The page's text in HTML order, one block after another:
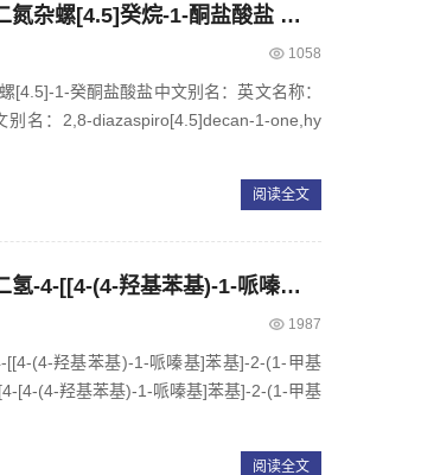
CAS： 832710-65-3，中文名称： 2,8-二氮杂螺[4.5]癸烷-1-酮盐酸盐 英文名称：2,8-Diazaspiro[4.5]decan-1-onehydrochloride
1058
1-癸酮盐酸盐中文别名：英文名称：
名：2,8-diazaspiro[4.5]decan-1-one,hy
阅读全文
CAS： 106461-41-0，中文名称： 2,4-二氢-4-[[4-(4-羟基苯基)-1-哌嗪基]苯基]-2-(1-甲基丙基)-3H-1,2,4-三氮唑-3-酮
1987
(4-羟基苯基)-1-哌嗪基]苯基]-2-(1-甲基
[4-(4-羟基苯基)-1-哌嗪基]苯基]-2-(1-甲基
阅读全文